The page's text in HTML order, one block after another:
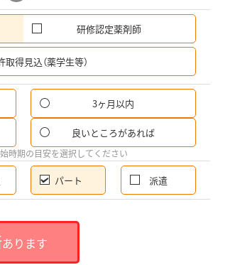
研修認定薬剤師
得見込（薬学生等）
3ヶ月以内
良いところがあれば
時期の目安を選択してください
パート 派遣
あります